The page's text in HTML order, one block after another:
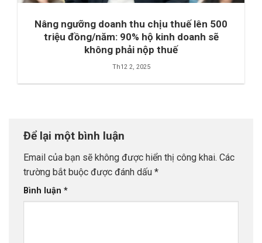
Nâng ngưỡng doanh thu chịu thuế lên 500
triệu đồng/năm: 90% hộ kinh doanh sẽ
không phải nộp thuế
Th12 2, 2025
Để lại một bình luận
Email của bạn sẽ không được hiển thị công khai. Các
trường bắt buộc được đánh dấu *
Bình luận *